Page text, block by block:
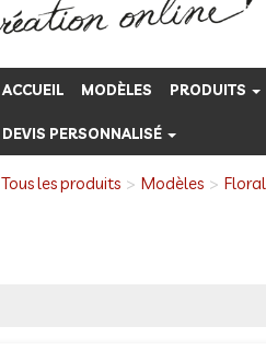
ACCUEIL MODÈLES PRODUITS
DEVIS PERSONNALISÉ
Tous les produits Modèles